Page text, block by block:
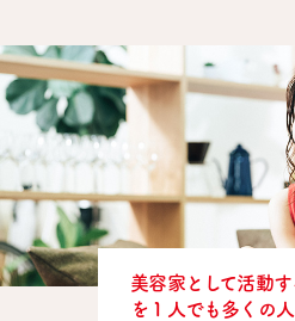
美容家として活動す
を１人でも多くの